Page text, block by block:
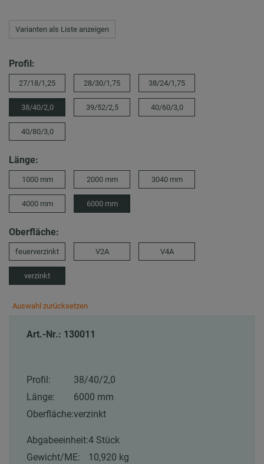
Varianten als Liste anzeigen
Profil:
27/18/1,25 28/30/1,75 38/24/1,75
38/40/2,0 39/52/2,5 40/60/3,0
40/80/3,0
Länge:
1000 mm 2000 mm 3040 mm
4000 mm 6000 mm
Oberfläche:
feuerverzinkt V2A V4A
verzinkt
Auswahl zurücksetzen
Art.-Nr.: 130011
Profil:
38/40/2,0
Länge:
6000 mm
Oberfläche:verzinkt
Abgabeeinheit:4 Stück
Gewicht/ME:
10,920 kg